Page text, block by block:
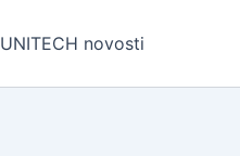
UNITECH novosti